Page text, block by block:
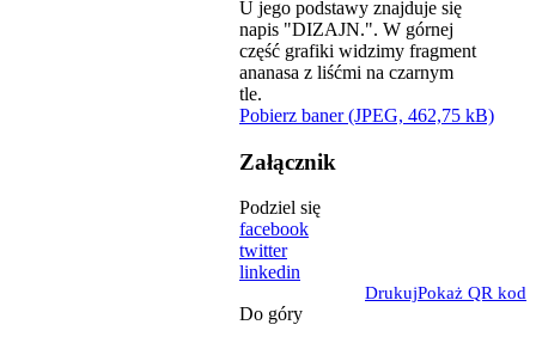
Pobierz baner (JPEG, 462,75 kB)
Załącznik
Podziel się
facebook
twitter
linkedin
DrukujPokaż QR kod
Do góry